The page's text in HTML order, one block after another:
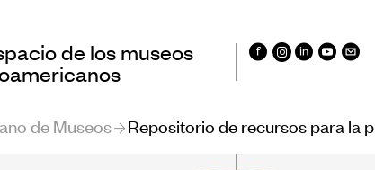
de los museos
de Museos Repositorio de recursos para la